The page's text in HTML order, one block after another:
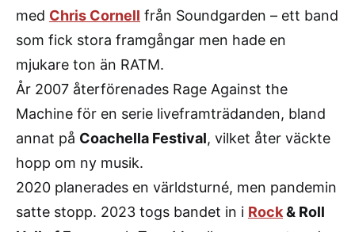
med Chris Cornell från Soundgarden – ett band
som fick stora framgångar men hade en
mjukare ton än RATM.
År 2007 återförenades Rage Against the
Machine för en serie liveframträdanden, bland
annat på Coachella Festival, vilket åter väckte
hopp om ny musik.
2020 planerades en världsturné, men pandemin
satte stopp. 2023 togs bandet in i Rock& Roll